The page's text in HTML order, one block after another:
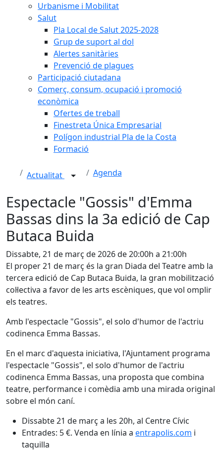
Urbanisme i Mobilitat
Salut
Pla Local de Salut 2025-2028
Grup de suport al dol
Alertes sanitàries
Prevenció de plagues
Participació ciutadana
Comerç, consum, ocupació i promoció
econòmica
Ofertes de treball
Finestreta Única Empresarial
Polígon industrial Pla de la Costa
Formació
Actualitat Agenda
Espectacle "Gossis" d'Emma
Bassas dins la 3a edició de Cap
Butaca Buida
Dissabte, 21 de març de 2026 de 20:00h a 21:00h
El proper 21 de març és la gran Diada del Teatre amb la
tercera edició de Cap Butaca Buida, la gran mobilització
col·lectiva a favor de les arts escèniques, que vol omplir
els teatres.
Amb l'espectacle "Gossis", el solo d'humor de l'actriu
codinenca Emma Bassas.
En el marc d'aquesta iniciativa, l'Ajuntament programa
l'espectacle "Gossis", el solo d'humor de l'actriu
codinenca Emma Bassas, una proposta que combina
teatre, performance i comèdia amb una mirada original
sobre el món caní.
Dissabte 21 de març a les 20h, al Centre Cívic
Entrades: 5 €. Venda en línia a entrapolis.com i
taquilla